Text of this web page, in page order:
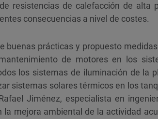
resistencias de calefacción de alta
consecuencias a nivel de costes.
buenas prácticas y propuesto
de motores en los
los sistemas de iluminación de la
sistemas solares térmicos en los
Jiménez, especialista en
la mejora ambiental de la actividad